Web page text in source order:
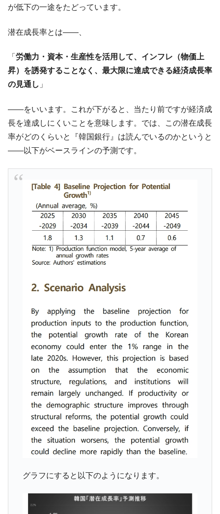
『Money1』
韓国は「中国と同じく」投資に不適格な国
『Money1』
『韓国銀行』が「金の保有量を増やしま
『Money1』
韓国･外為取引量「1日当たり1,214.4億ド
ル」まで拡大 ⇒ 海外資金の動きに強く左右される状態
『Money1』
『Money1』
韓国大統領府ボンクラ政策室長が告発され
た ⇒ 国家が行った恐るべき株価操作であり、空前の国政壟
断
『Money1』
韓国･警察職員が「丸刈りになって抗議活
『Money1』
国の過剰生産が世界を蝕む。
『Money1』
韓国製造業「半導体絶好調」のウラで他業
種は全般的「不調」⇒ PSIが示す現況は決して良くない。
『Money1』
【米韓激突案件】韓国消費者院が『クーパ
ン』1人当たり賠償10万ウォンを認定 ⇒ 総額3兆7,000億
『Money1』 韓国で猛暑。南東部では干ばつ
「KDDX」1番艦、2032年竣工と公示
に韓国がいっちょがみしたのでは。
『Money1』
韓国政府『BYD』車への補助金を全廃 ⇒ 実
は韓国で『BYD』車は売れている。6カ月で対前年同期比
1.9倍！
『Money1』
在韓米国大使スティールが着韓！⇒ さっそ
く空港に詰めかけ「出て行け！」「極右勢力」のプラカー
ドを掲げる「在韓反米勢力」
『Money1』
韓国政府「2035年までに18.4GW規模のAIデ
ータセンター整備」⇒ だから無理だってば。
『Money1』
JPモルガン「韓国レバレッジETFの清算は
ほぼ終わった」
発。
ャンペーン」⇒ あの名物教授も登場！
が低下の一途をたどっています。
潜在成長率とは――、
「 労働力・資本・生産性を活用して、インフレ（物価上
昇）を誘発することなく、最大限に達成できる経済成長率
の見通し 」
――をいいます。これが下がると、当たり前ですが経済成
長を達成しにくいことを意味します。では、この潜在成長
率がどのくらいと『韓国銀行』は読んでいるのかというと
――以下がベースラインの予測です。
グラフにすると以下のようになります。